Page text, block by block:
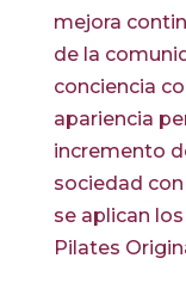
mejora
de la
conciencia
apariencia
incremento
sociedad
se aplican
Pilates